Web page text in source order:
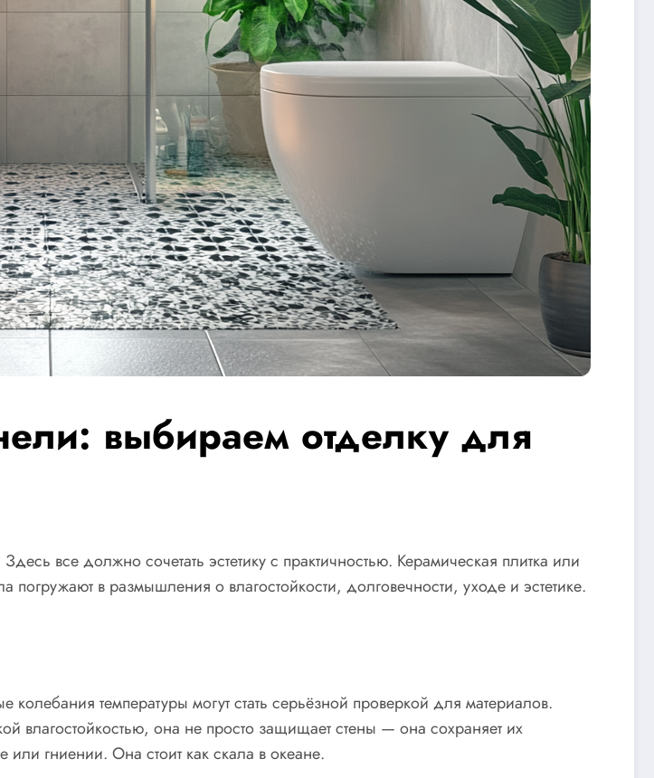
выбираем отделку для
все должно сочетать эстетику с практичностью. Керамическая плитка или
в размышления о влагостойкости, долговечности, уходе и эстетике.
температуры могут стать серьёзной проверкой для материалов.
влагостойкостью, она не просто защищает стены — она сохраняет их
гниении. Она стоит как скала в океане.